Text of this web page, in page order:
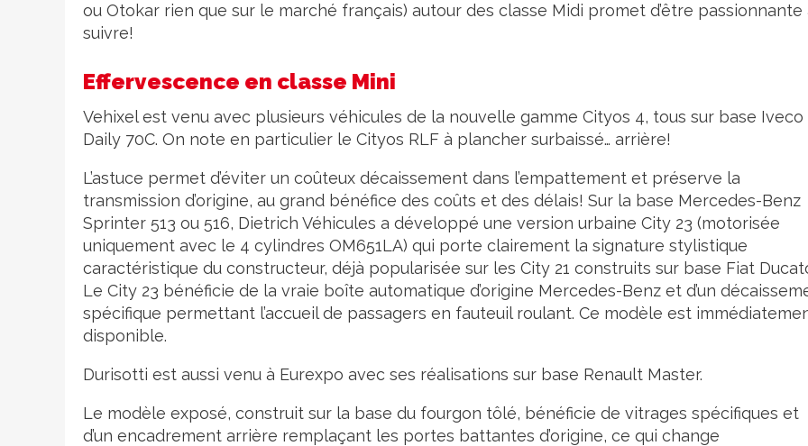
ou Otokar rien que sur le marché français) autour des classe Midi promet d’être passionnante
suivre!
Effervescence en classe Mini
Vehixel est venu avec plusieurs véhicules de la nouvelle gamme Cityos 4, tous sur base Iveco
Daily 70C. On note en particulier le Cityos RLF à plancher surbaissé… arrière!
L’astuce permet d’éviter un coûteux décaissement dans l’empattement et préserve la
transmission d’origine, au grand bénéfice des coûts et des délais! Sur la base Mercedes-Benz
Sprinter 513 ou 516, Dietrich Véhicules a développé une version urbaine City 23 (motorisée
uniquement avec le 4 cylindres OM651LA) qui porte clairement la signature stylistique
caractéristique du constructeur, déjà popularisée sur les City 21 construits sur base Fiat
Le City 23 bénéficie de la vraie boîte automatique d’origine Mercedes-Benz et d’un
spécifique permettant l’accueil de passagers en fauteuil roulant. Ce modèle est
disponible.
Durisotti est aussi venu à Eurexpo avec ses réalisations sur base Renault Master.
Le modèle exposé, construit sur la base du fourgon tôlé, bénéficie de vitrages spécifiques et
d’un encadrement arrière remplaçant les portes battantes d’origine, ce qui change